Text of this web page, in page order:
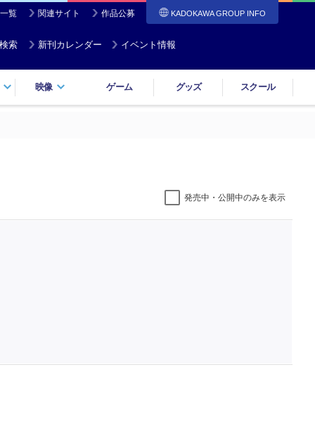
覧 関連サイト 作品公募 KADOKAWA GROUP INFO
索 新刊カレンダー イベント情報
映像 ゲーム グッズ スクール
発売中・公開中のみを表示